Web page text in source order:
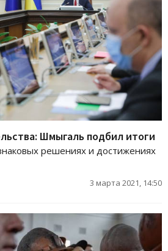
Шмыгаль подбил итоги
решениях и достижениях
3 марта 2021, 14:50